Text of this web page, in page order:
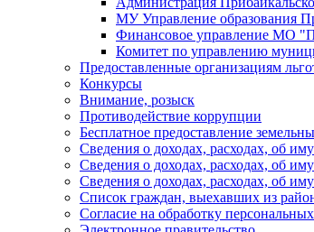
МУ Управление образования
Финансовое управление МО
Комитет по управлению
Предоставленные организациям
Конкурсы
Внимание, розыск
Противодействие коррупции
Бесплатное предоставление
Сведения о доходах, расходах, об
Сведения о доходах, расходах, об
Сведения о доходах, расходах, об
Список граждан, выехавших из
Согласие на обработку